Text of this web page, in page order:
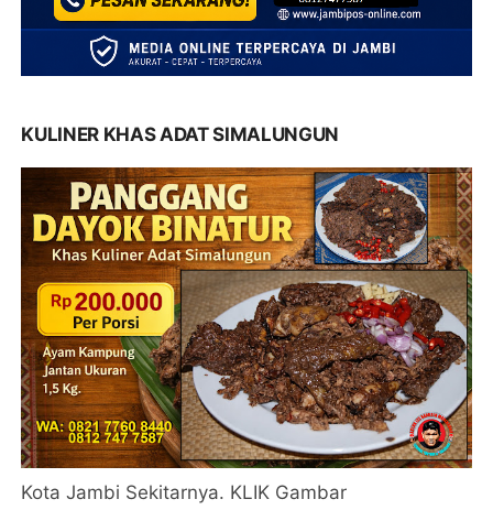
KULINER KHAS ADAT SIMALUNGUN
Kota Jambi Sekitarnya. KLIK Gambar